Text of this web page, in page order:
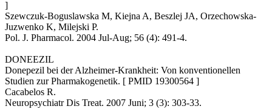
]
Szewczuk-Boguslawska M, Kiejna A, Beszlej JA, Orzechowska-
Juzwenko K, Milejski P.
Pol. J. Pharmacol. 2004 Jul-Aug; 56 (4): 491-4.
DONEEZIL
Donepezil bei der Alzheimer-Krankheit: Von konventionellen
Studien zur Pharmakogenetik. [ PMID 19300564 ]
Cacabelos R.
Neuropsychiatr Dis Treat. 2007 Juni; 3 (3): 303-33.